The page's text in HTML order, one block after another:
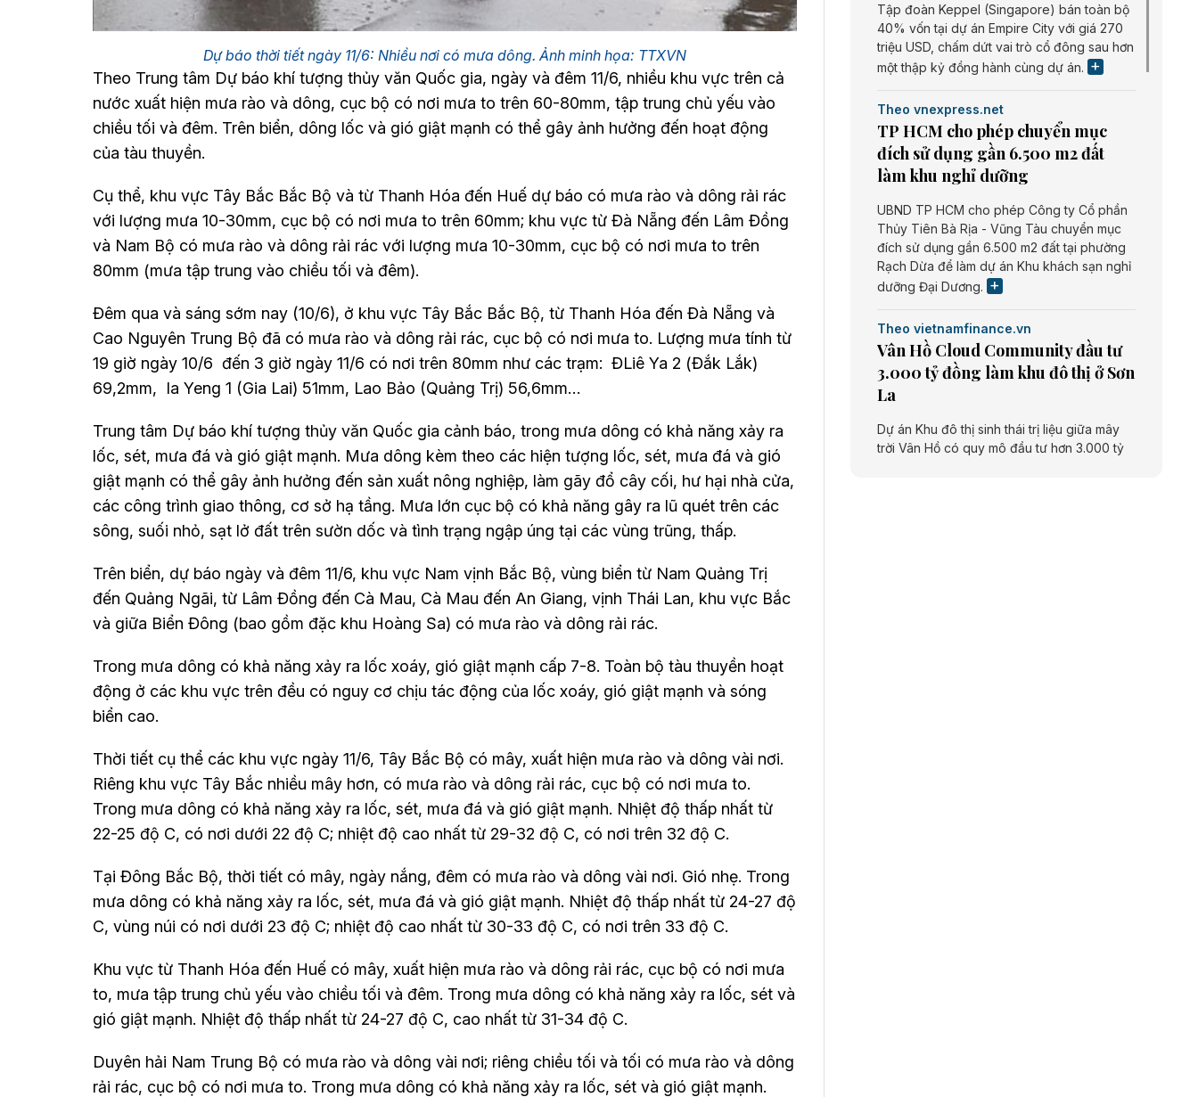
Dự báo thời tiết ngày 11/6: Nhiều nơi có mưa dông. Ảnh minh họa: TTXVN
Theo Trung tâm Dự báo khí tượng thủy văn Quốc gia, ngày và đêm 11/6, nhiều khu vực trên cả
nước xuất hiện mưa rào và dông, cục bộ có nơi mưa to trên 60-80mm, tập trung chủ yếu vào
chiều tối và đêm. Trên biển, dông lốc và gió giật mạnh có thể gây ảnh hưởng đến hoạt động
của tàu thuyền.
Cụ thể, khu vực Tây Bắc Bắc Bộ và từ Thanh Hóa đến Huế dự báo có mưa rào và dông rải rác
với lượng mưa 10-30mm, cục bộ có nơi mưa to trên 60mm; khu vực từ Đà Nẵng đến Lâm Đồng
và Nam Bộ có mưa rào và dông rải rác với lượng mưa 10-30mm, cục bộ có nơi mưa to trên
80mm (mưa tập trung vào chiều tối và đêm).
Đêm qua và sáng sớm nay (10/6), ở khu vực Tây Bắc Bắc Bộ, từ Thanh Hóa đến Đà Nẵng và
Cao Nguyên Trung Bộ đã có mưa rào và dông rải rác, cục bộ có nơi mưa to. Lượng mưa tính từ
19 giờ ngày 10/6 đến 3 giờ ngày 11/6 có nơi trên 80mm như các trạm: ĐLiê Ya 2 (Đắk Lắk)
69,2mm, Ia Yeng 1 (Gia Lai) 51mm, Lao Bảo (Quảng Trị) 56,6mm…
Trung tâm Dự báo khí tượng thủy văn Quốc gia cảnh báo, trong mưa dông có khả năng xảy ra
lốc, sét, mưa đá và gió giật mạnh. Mưa dông kèm theo các hiện tượng lốc, sét, mưa đá và gió
giật mạnh có thể gây ảnh hưởng đến sản xuất nông nghiệp, làm gãy đổ cây cối, hư hại nhà cửa,
các công trình giao thông, cơ sở hạ tầng. Mưa lớn cục bộ có khả năng gây ra lũ quét trên các
sông, suối nhỏ, sạt lở đất trên sườn dốc và tình trạng ngập úng tại các vùng trũng, thấp.
Trên biển, dự báo ngày và đêm 11/6, khu vực Nam vịnh Bắc Bộ, vùng biển từ Nam Quảng Trị
đến Quảng Ngãi, từ Lâm Đồng đến Cà Mau, Cà Mau đến An Giang, vịnh Thái Lan, khu vực Bắc
và giữa Biển Đông (bao gồm đặc khu Hoàng Sa) có mưa rào và dông rải rác.
Trong mưa dông có khả năng xảy ra lốc xoáy, gió giật mạnh cấp 7-8. Toàn bộ tàu thuyền hoạt
động ở các khu vực trên đều có nguy cơ chịu tác động của lốc xoáy, gió giật mạnh và sóng
biển cao.
Thời tiết cụ thể các khu vực ngày 11/6, Tây Bắc Bộ có mây, xuất hiện mưa rào và dông vài nơi.
Riêng khu vực Tây Bắc nhiều mây hơn, có mưa rào và dông rải rác, cục bộ có nơi mưa to.
Trong mưa dông có khả năng xảy ra lốc, sét, mưa đá và gió giật mạnh. Nhiệt độ thấp nhất từ
22-25 độ C, có nơi dưới 22 độ C; nhiệt độ cao nhất từ 29-32 độ C, có nơi trên 32 độ C.
Tại Đông Bắc Bộ, thời tiết có mây, ngày nắng, đêm có mưa rào và dông vài nơi. Gió nhẹ. Trong
mưa dông có khả năng xảy ra lốc, sét, mưa đá và gió giật mạnh. Nhiệt độ thấp nhất từ 24-27 độ
C, vùng núi có nơi dưới 23 độ C; nhiệt độ cao nhất từ 30-33 độ C, có nơi trên 33 độ C.
Khu vực từ Thanh Hóa đến Huế có mây, xuất hiện mưa rào và dông rải rác, cục bộ có nơi mưa
to, mưa tập trung chủ yếu vào chiều tối và đêm. Trong mưa dông có khả năng xảy ra lốc, sét và
gió giật mạnh. Nhiệt độ thấp nhất từ 24-27 độ C, cao nhất từ 31-34 độ C.
Duyên hải Nam Trung Bộ có mưa rào và dông vài nơi; riêng chiều tối và tối có mưa rào và dông
rải rác, cục bộ có nơi mưa to. Trong mưa dông có khả năng xảy ra lốc, sét và gió giật mạnh.
Tập đoàn Keppel (Singapore) bán toàn bộ
40% vốn tại dự án Empire City với giá 270
triệu USD, chấm dứt vai trò cổ đông sau hơn
một thập kỷ đồng hành cùng dự án.
Theo vnexpress.net
TP HCM cho phép chuyển mục
đích sử dụng gần 6.500 m2 đất
làm khu nghỉ dưỡng
UBND TP HCM cho phép Công ty Cổ phần
Thủy Tiên Bà Rịa - Vũng Tàu chuyển mục
đích sử dụng gần 6.500 m2 đất tại phường
Rạch Dừa để làm dự án Khu khách sạn nghỉ
dưỡng Đại Dương.
Theo vietnamfinance.vn
Vân Hồ Cloud Community đầu tư
3.000 tỷ đồng làm khu đô thị ở Sơn
La
Dự án Khu đô thị sinh thái trị liệu giữa mây
trời Vân Hồ có quy mô đầu tư hơn 3.000 tỷ